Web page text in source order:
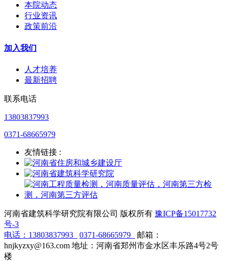
本院动态
行业资讯
政策前沿
加入我们
人才培养
最新招聘
联系电话
13803837993
0371-68665979
友情链接 :
河南省建筑科学研究院有限公司 版权所有 豫ICP备15017732
号-3
电话： 13803837993 0371-68665979
邮箱：
hnjkyzxy@163.com 地址：河南省郑州市金水区丰乐路4号2号
楼